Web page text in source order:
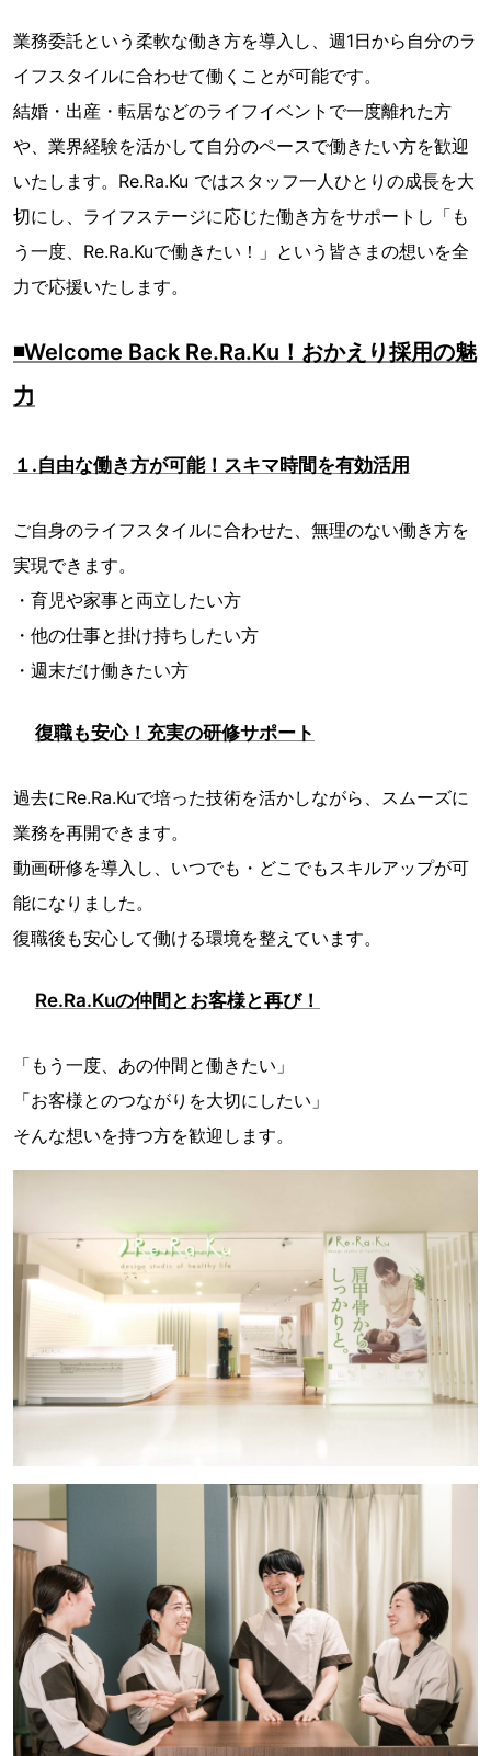
業務委託という柔軟な働き方を導入し、週1日から自分のラ
イフスタイルに合わせて働くことが可能です。
結婚・出産・転居などのライフイベントで一度離れた方
や、業界経験を活かして自分のペースで働きたい方を歓迎
いたします。Re.Ra.Ku ではスタッフ一人ひとりの成長を大
切にし、ライフステージに応じた働き方をサポートし「も
う一度、Re.Ra.Kuで働きたい！」という皆さまの想いを全
力で応援いたします。
◾️Welcome Back Re.Ra.Ku！おかえり採用の魅
力
１.自由な働き方が可能！スキマ時間を有効活用
ご自身のライフスタイルに合わせた、無理のない働き方を
実現できます。
・育児や家事と両立したい方
・他の仕事と掛け持ちしたい方
・週末だけ働きたい方
復職も安心！充実の研修サポート
過去にRe.Ra.Kuで培った技術を活かしながら、スムーズに
業務を再開できます。
動画研修を導入し、いつでも・どこでもスキルアップが可
能になりました。
復職後も安心して働ける環境を整えています。
Re.Ra.Kuの仲間とお客様と再び！
「もう一度、あの仲間と働きたい」
「お客様とのつながりを大切にしたい」
そんな想いを持つ方を歓迎します。